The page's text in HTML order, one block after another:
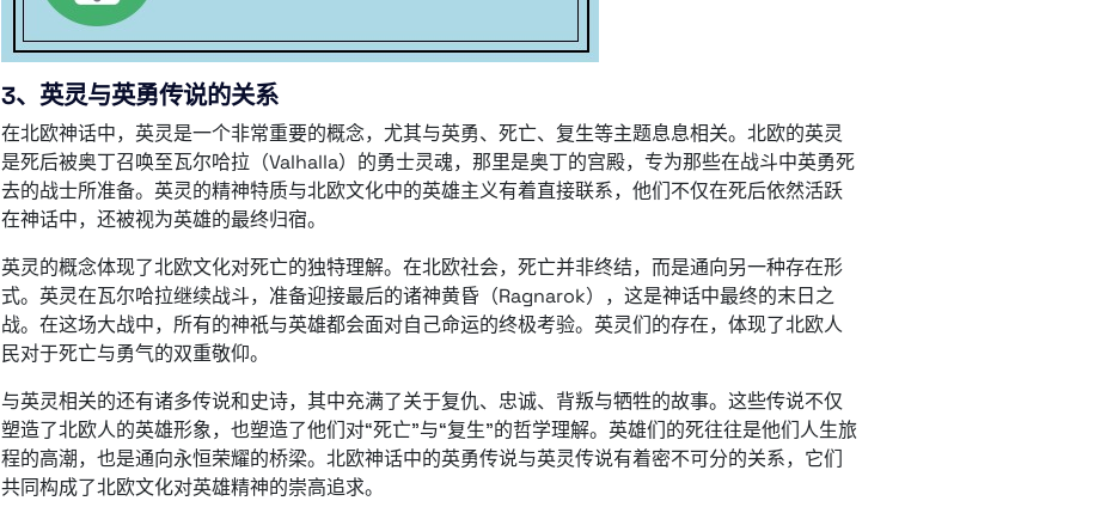
3、英灵与英勇传说的关系
在北欧神话中，英灵是一个非常重要的概念，尤其与英勇、死亡、复生等主题息息相关。北欧的英灵
是死后被奥丁召唤至瓦尔哈拉（Valhalla）的勇士灵魂，那里是奥丁的宫殿，专为那些在战斗中英勇死
去的战士所准备。英灵的精神特质与北欧文化中的英雄主义有着直接联系，他们不仅在死后依然活跃
在神话中，还被视为英雄的最终归宿。
英灵的概念体现了北欧文化对死亡的独特理解。在北欧社会，死亡并非终结，而是通向另一种存在形
式。英灵在瓦尔哈拉继续战斗，准备迎接最后的诸神黄昏（Ragnarok），这是神话中最终的末日之
战。在这场大战中，所有的神祇与英雄都会面对自己命运的终极考验。英灵们的存在，体现了北欧人
民对于死亡与勇气的双重敬仰。
与英灵相关的还有诸多传说和史诗，其中充满了关于复仇、忠诚、背叛与牺牲的故事。这些传说不仅
塑造了北欧人的英雄形象，也塑造了他们对“死亡”与“复生”的哲学理解。英雄们的死往往是他们人生旅
程的高潮，也是通向永恒荣耀的桥梁。北欧神话中的英勇传说与英灵传说有着密不可分的关系，它们
共同构成了北欧文化对英雄精神的崇高追求。